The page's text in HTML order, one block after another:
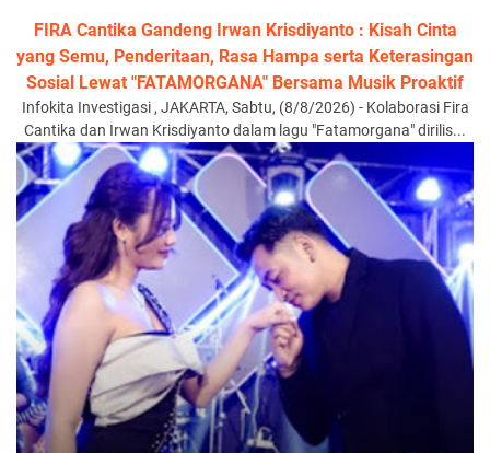
FIRA Cantika Gandeng Irwan Krisdiyanto : Kisah Cinta
yang Semu, Penderitaan, Rasa Hampa serta Keterasingan
Sosial Lewat "FATAMORGANA" Bersama Musik Proaktif
Infokita Investigasi , JAKARTA, Sabtu, (8/8/2026) - Kolaborasi Fira
Cantika dan Irwan Krisdiyanto dalam lagu "Fatamorgana" dirilis...